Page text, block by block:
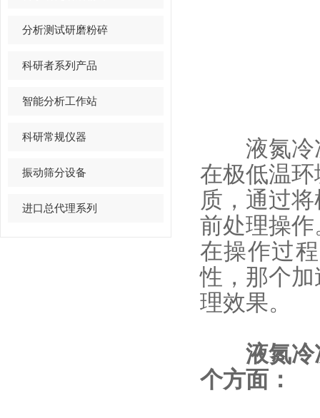
分析测试研磨粉碎
科研者系列产品
智能分析工作站
科研常规仪器
振动筛分设备
进口总代理系列
液氮冷冻
在极低温
质，通过
前处理操
在操作过
性，那个
理效果。
液氮冷冻
个方面：